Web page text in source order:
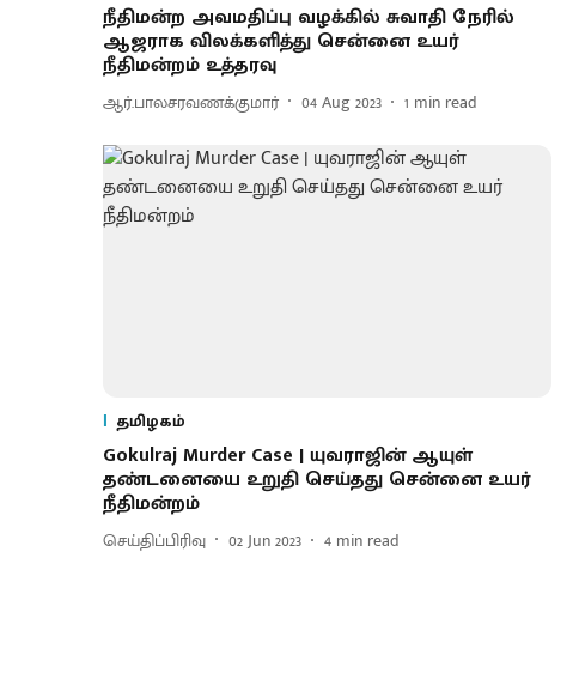
நீதிமன்ற அவமதிப்பு வழக்கில் சுவாதி நேரில்
ஆஜராக விலக்களித்து சென்னை உயர்
நீதிமன்றம் உத்தரவு
ஆர்.பாலசரவணக்குமார் 04 Aug 2023 1 min read
தமிழகம்
Gokulraj Murder Case | யுவராஜின் ஆயுள்
தண்டனையை உறுதி செய்தது சென்னை உயர்
நீதிமன்றம்
செய்திப்பிரிவு 02 Jun 2023 4 min read